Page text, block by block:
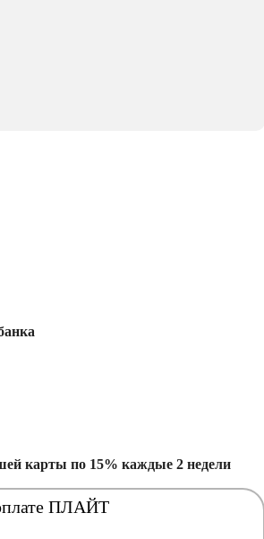
карты по 15% каждые 2 недели
ПЛАЙТ